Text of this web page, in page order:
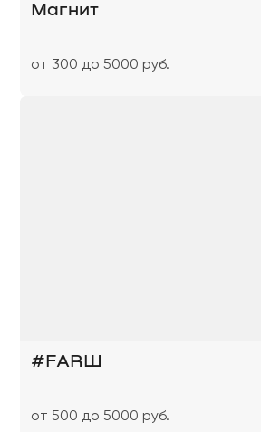
Магнит
от 300 до 5000 руб.
#FARШ
от 500 до 5000 руб.